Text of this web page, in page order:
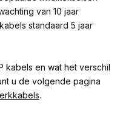
van 10 jaar
standaard 5 jaar
kabels en wat het verschil
u de volgende pagina
.